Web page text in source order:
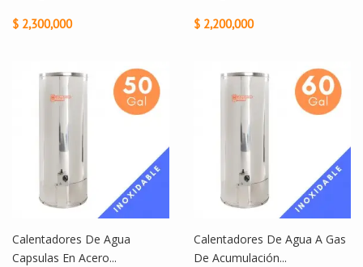
$ 2,300,000 $ 2,200,000
Calentadores De Agua
Capsulas En Acero...
Calentadores De Agua A Gas
De Acumulación...